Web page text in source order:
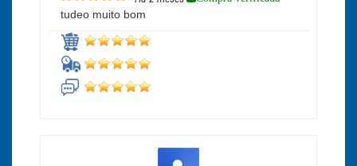
tudeo muito bom